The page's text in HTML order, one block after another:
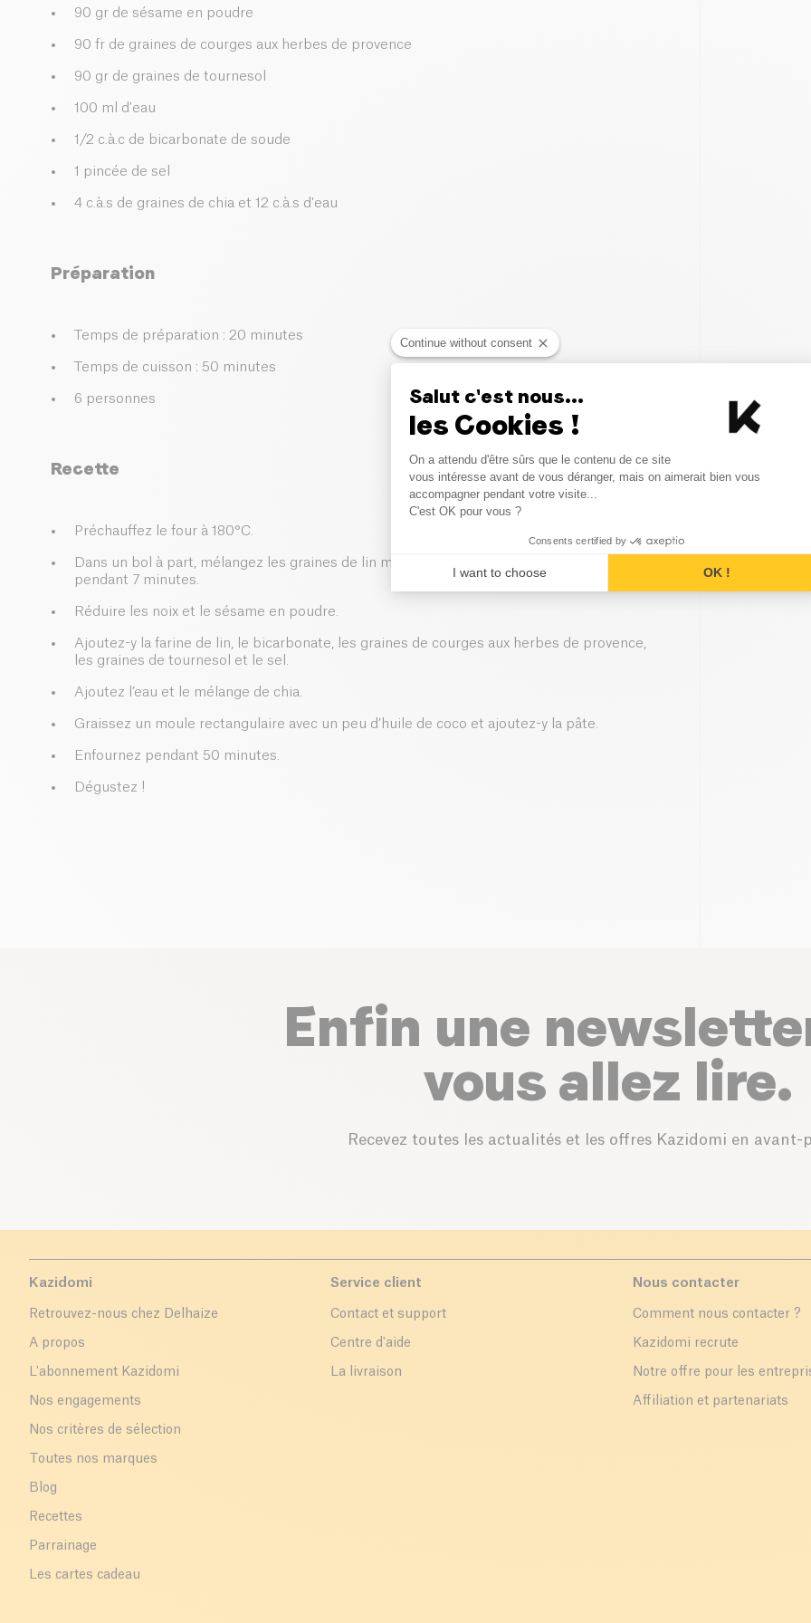
90 gr de sésame en poudre
90 fr de graines de courges aux herbes de provence
90 gr de graines de tournesol
100 ml d'eau
1/2 c.à.c de bicarbonate de soude
1 pincée de sel
4 c.à.s de graines de chia et 12 c.à.s d'eau
Préparation
Temps de préparation : 20 minutes
Temps de cuisson : 50 minutes
6 personnes
Recette
Préchauffez le four à 180°C.
Dans un bol à part, mélangez les graines de lin moulues avec l’eau, laissez reposer
pendant 7 minutes.
Réduire les noix et le sésame en poudre.
Ajoutez-y la farine de lin, le bicarbonate, les graines de courges aux herbes de provence,
les graines de tournesol et le sel.
Ajoutez l’eau et le mélange de chia.
Graissez un moule rectangulaire avec un peu d’huile de coco et ajoutez-y la pâte.
Enfournez pendant 50 minutes.
Dégustez !
Enfin une
vous allez lire.
Recevez toutes les actualités et les offres Kazidomi en avant-
Kazidomi
Retrouvez-nous chez Delhaize
A propos
L'abonnement Kazidomi
Nos engagements
Nos critères de sélection
Toutes nos marques
Blog
Recettes
Parrainage
Les cartes cadeau
Service client
Contact et support
Centre d'aide
La livraison
Nous contacter
Comment nous contacter ?
Kazidomi recrute
Notre offre pour les
Affiliation et partenariats
Continue without consent
Salut c'est nous...
les Cookies !
Consent Management
On a attendu d'être sûrs que le contenu de ce site
vous intéresse avant de vous déranger, mais on aimerait bien vous
accompagner pendant votre visite...
C'est OK pour vous ?
Consents certified by
I want to choose OK !
Axeptio consent